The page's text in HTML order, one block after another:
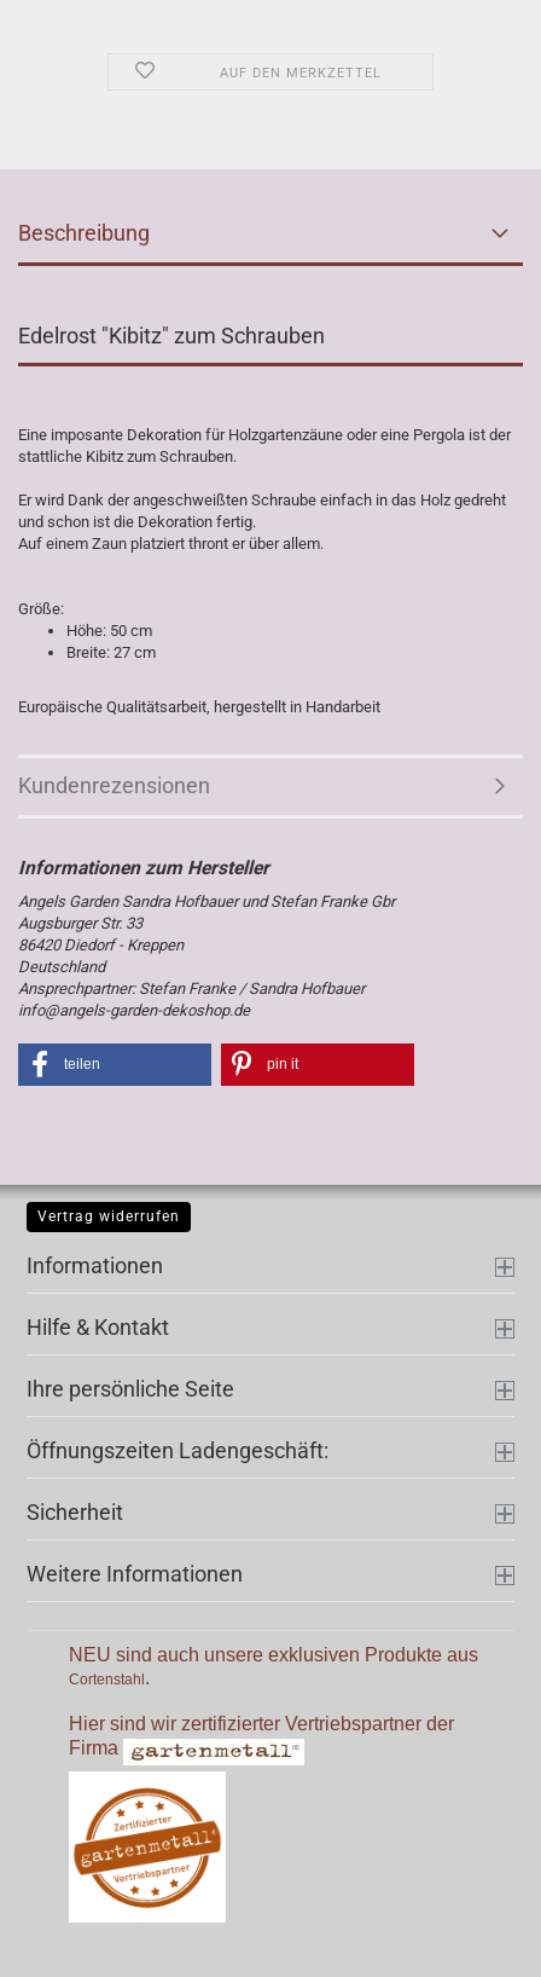
AUF DEN MERKZETTEL
Beschreibung
Edelrost "Kibitz" zum Schrauben
Eine imposante Dekoration für Holzgartenzäune oder eine Pergola ist der
stattliche Kibitz zum Schrauben.
Er wird Dank der angeschweißten Schraube einfach in das Holz gedreht
und schon ist die Dekoration fertig.
Auf einem Zaun platziert thront er über allem.
Größe:
Höhe: 50 cm
Breite: 27 cm
Europäische Qualitätsarbeit, hergestellt in Handarbeit
Kundenrezensionen
Angels Garden Sandra Hofbauer und Stefan Franke Gbr
Augsburger Str. 33
86420 Diedorf - Kreppen
Deutschland
Ansprechpartner: Stefan Franke / Sandra Hofbauer
info@angels-garden-dekoshop.de
teilen pin it
Vertrag widerrufen
Informationen
Hilfe & Kontakt
Ihre persönliche Seite
Öffnungszeiten Ladengeschäft:
Sicherheit
Weitere Informationen
NEU sind auch unsere exklusiven Produkte aus
Cortenstahl.
Hier sind wir zertifizierter Vertriebspartner der
Firma